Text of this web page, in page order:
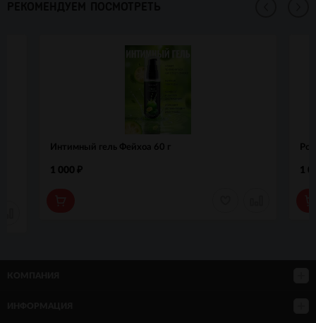
Интимный гель Фейхоа 60 г
1 000 ₽ 1